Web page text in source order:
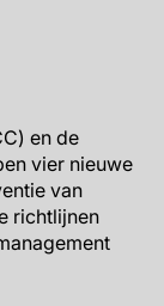
en de
vier nieuwe
van
richtlijnen